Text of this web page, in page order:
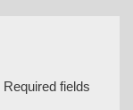
Required fields